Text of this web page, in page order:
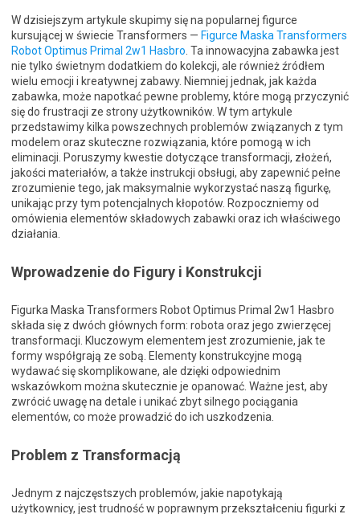
W dzisiejszym artykule skupimy się na popularnej figurce
kursującej w świecie Transformers — Figurce Maska Transformers
Robot Optimus Primal 2w1 Hasbro . Ta innowacyjna zabawka jest
nie tylko świetnym dodatkiem do kolekcji, ale również źródłem
wielu emocji i kreatywnej zabawy. Niemniej jednak, jak każda
zabawka, może napotkać pewne problemy, które mogą przyczynić
się do frustracji ze strony użytkowników. W tym artykule
przedstawimy kilka powszechnych problemów związanych z tym
modelem oraz skuteczne rozwiązania, które pomogą w ich
eliminacji. Poruszymy kwestie dotyczące transformacji, złożeń,
jakości materiałów, a także instrukcji obsługi, aby zapewnić pełne
zrozumienie tego, jak maksymalnie wykorzystać naszą figurkę,
unikając przy tym potencjalnych kłopotów. Rozpoczniemy od
omówienia elementów składowych zabawki oraz ich właściwego
działania.
Wprowadzenie do Figury i Konstrukcji
Figurka Maska Transformers Robot Optimus Primal 2w1 Hasbro
składa się z dwóch głównych form: robota oraz jego zwierzęcej
transformacji. Kluczowym elementem jest zrozumienie, jak te
formy współgrają ze sobą. Elementy konstrukcyjne mogą
wydawać się skomplikowane, ale dzięki odpowiednim
wskazówkom można skutecznie je opanować. Ważne jest, aby
zwrócić uwagę na detale i unikać zbyt silnego pociągania
elementów, co może prowadzić do ich uszkodzenia.
Problem z Transformacją
Jednym z najczęstszych problemów, jakie napotykają
użytkownicy, jest trudność w poprawnym przekształceniu figurki z